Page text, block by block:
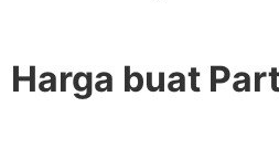
Harga buat